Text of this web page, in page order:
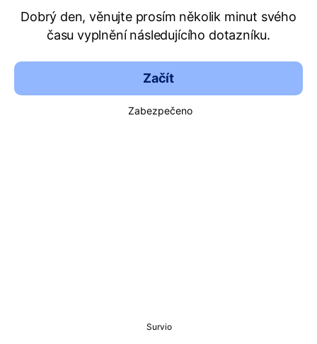
Dobrý den, věnujte prosím několik minut svého
času vyplnění následujícího dotazníku.
Začít
Zabezpečeno
Survio